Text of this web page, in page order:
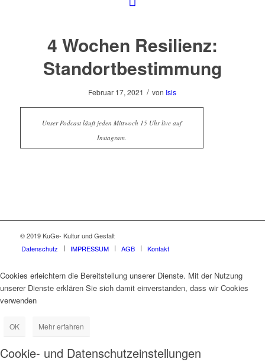
4 Wochen Resilienz:
Standortbestimmung
Februar 17, 2021 / von Isis
Unser Podcast läuft jeden Mittwoch 15 Uhr live auf
Instagram.
© 2019 KuGe- Kultur und Gestalt
Datenschutz
IMPRESSUM AGB Kontakt
Cookies erleichtern die Bereitstellung unserer Dienste. Mit der Nutzung
unserer Dienste erklären Sie sich damit einverstanden, dass wir Cookies
verwenden
OK Mehr erfahren
Cookie- und Datenschutzeinstellungen